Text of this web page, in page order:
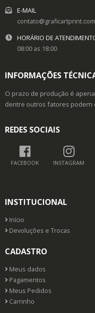
E-MAIL
HORÁRIO DE
08:00 as 18:00
INFORMAÇÕES
O prazo de produção é
dentre outros fatores podem
REDES SOCIAIS
FACEBOOK INSTAGRAM
INSTITUCIONAL
Início
Devoluções e Trocas
CADASTRO
Meus dados
Pagamentos
Meus Pedidos
Carrinho